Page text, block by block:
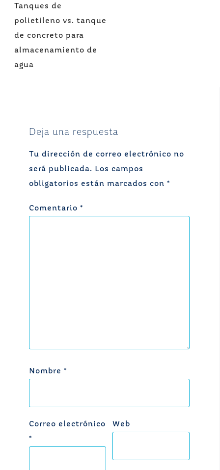
Navegación
de
entradas
Tanques de
polietileno vs. tanque
de concreto para
almacenamiento de
agua
Deja una respuesta
Tu dirección de correo electrónico no
será publicada.
Los campos
obligatorios están marcados con *
Comentario *
Nombre *
Correo electrónico
*
Web